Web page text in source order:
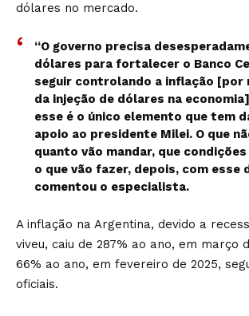
dólares no mercado.
“O governo precisa
dólares para fortalecer o Banco
seguir controlando a inflação [por
da injeção de dólares na
esse é o único elemento que tem
apoio ao presidente Milei. O que
quanto vão mandar, que
o que vão fazer, depois, com esse
comentou o especialista.
A inflação na Argentina, devido a
viveu, caiu de 287% ao ano, em março
66% ao ano, em fevereiro de 2025,
oficiais.